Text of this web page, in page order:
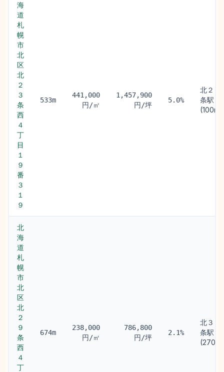
海
道
札
幌
市
北
区
北
２
３
条
西
４
丁
目
１
９
番
３
１
９
533m
441,000
円/㎡
1,457,900
円/坪
5.0%
北２４
条駅
(100m)
北
海
道
札
幌
市
北
区
北
２
９
条
西
４
丁
674m
238,000
円/㎡
786,800
円/坪
2.1%
北３４
条駅
(270m)